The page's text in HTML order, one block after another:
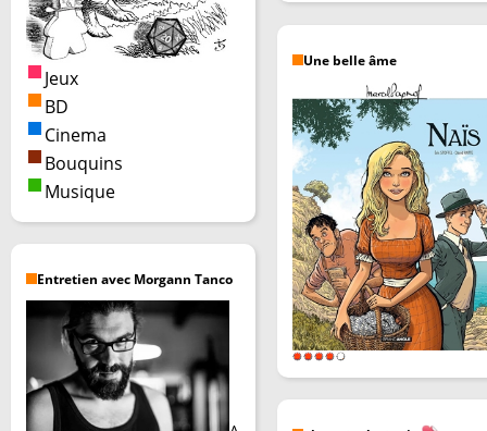
Jeux
BD
Cinema
Bouquins
Musique
Entretien avec Morgann Tanco
Une belle âme